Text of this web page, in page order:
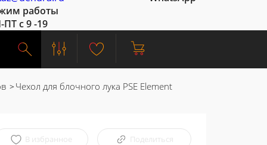
работы
с 9 -19
Чехол для блочного лука PSE Element
В избранное Поделиться